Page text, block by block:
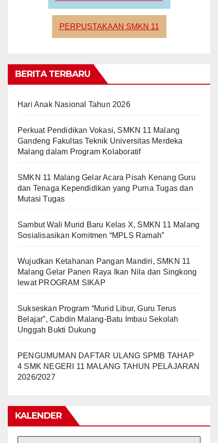
PERPUSTAKAAN SMKN 11
BERITA TERBARU
Hari Anak Nasional Tahun 2026
Perkuat Pendidikan Vokasi, SMKN 11 Malang
Gandeng Fakultas Teknik Universitas Merdeka
Malang dalam Program Kolaboratif
SMKN 11 Malang Gelar Acara Pisah Kenang Guru
dan Tenaga Kependidikan yang Purna Tugas dan
Mutasi Tugas
Sambut Wali Murid Baru Kelas X, SMKN 11 Malang
Sosialisasikan Komitmen “MPLS Ramah”
Wujudkan Ketahanan Pangan Mandiri, SMKN 11
Malang Gelar Panen Raya Ikan Nila dan Singkong
lewat PROGRAM SIKAP
Sukseskan Program “Murid Libur, Guru Terus
Belajar”, Cabdin Malang-Batu Imbau Sekolah
Unggah Bukti Dukung
PENGUMUMAN DAFTAR ULANG SPMB TAHAP
4 SMK NEGERI 11 MALANG TAHUN PELAJARAN
2026/2027
KALENDER